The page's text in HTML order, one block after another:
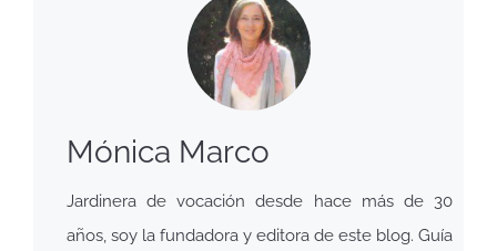
Mónica Marco
Jardinera de vocación desde hace más de 30
años, soy la fundadora y editora de este blog. Guía